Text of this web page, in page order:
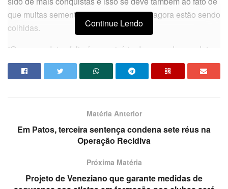
que muitas sementes foram plantadas e agora estão sendo
colhidas.
“O que me deixa feliz é que o início do segundo mandato
tá funcionando como se fosse aquele prefeito que chega
eleito naquele momento com aquela vontade de fazer e
muita coisa no primeiro que vai se colher no segundo, que
a gestão tem sido até mais realizadora” disse.
Continue Lendo
Matéria Anterior
Em Patos, terceira sentença condena sete réus na
Operação Recidiva
Próxima Matéria
Projeto de Veneziano que garante medidas de